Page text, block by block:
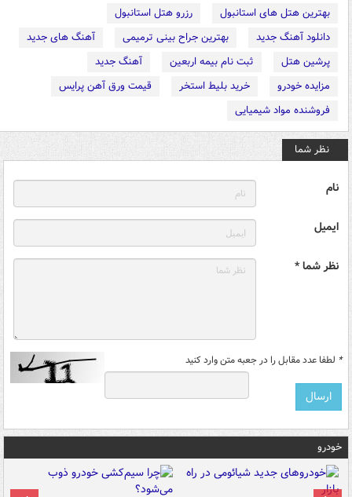
بهترین هتل های استانبول
رزرو هتل استانبول
دانلود آهنگ جدید
بهترین جراح بینی ترمیمی
آهنگ های جدید
پرشین هتل
ثبت نام بیمه اربعین
آهنگ جدید
مزایده خودرو
خرید بلیط استخر
قیمت ورق آهن پرایس
فروشنده مواد شیمیایی
نظر شما
نام
ایمیل
نظر شما *
* لطفا عدد مقابل را در جعبه متن وارد کنید
خودرو